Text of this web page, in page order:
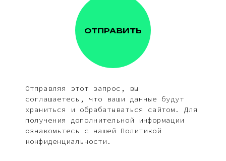
ОТПРАВИТЬ
Отправляя этот запрос, вы
соглашаетесь, что ваши данные будут
храниться и обрабатываться сайтом. Для
получения дополнительной информации
ознакомьтесь с нашей Политикой
конфиденциальности.